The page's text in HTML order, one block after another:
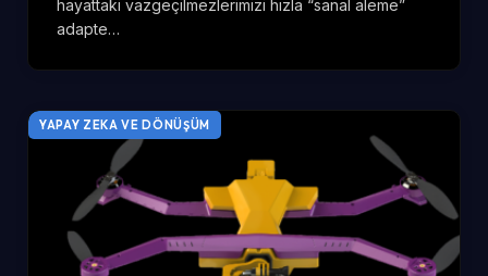
hayattaki vazgeçilmezlerimizi hızla “sanal aleme”
adapte…
YAPAY ZEKA VE DÖNÜŞÜM